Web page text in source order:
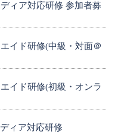
ィア対応研修 参加者募
イド研修(中級・対面＠
イド研修(初級・オンラ
ィア対応研修